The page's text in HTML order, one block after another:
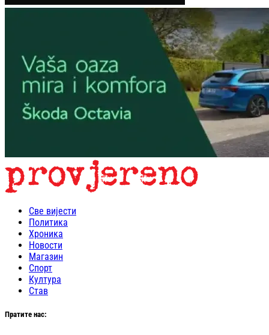
Све вијести
Политика
Хроника
Новости
Магазин
Спорт
Култура
Став
Пратите нас: